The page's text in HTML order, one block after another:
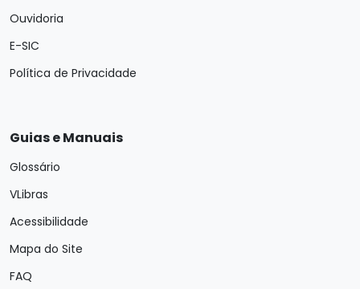
Ouvidoria
E-SIC
Política de Privacidade
Guias e Manuais
Glossário
VLibras
Acessibilidade
Mapa do Site
FAQ